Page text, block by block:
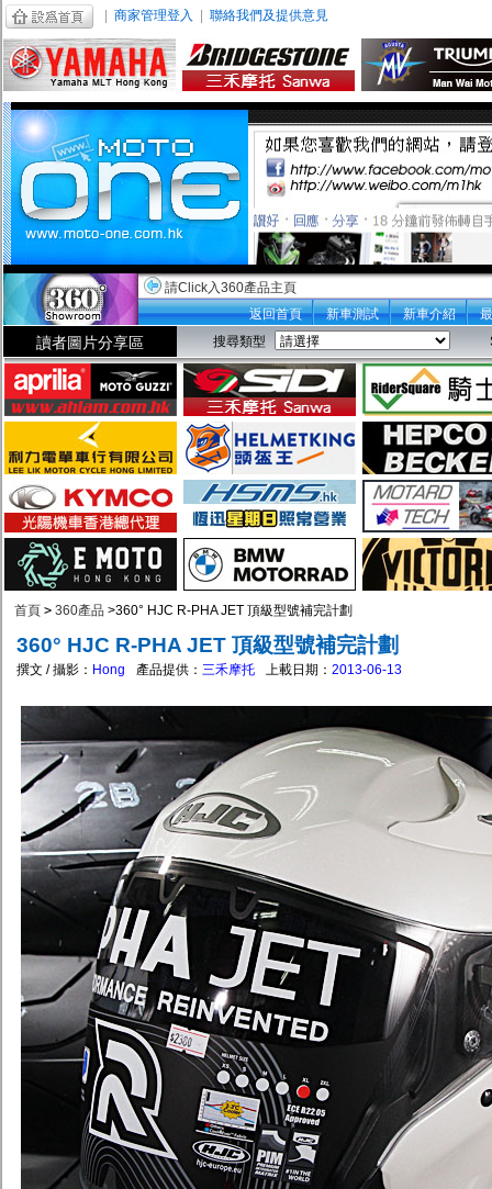
商家管理登入 聯絡我們及提供意見
請Click入360產品主頁
返回首頁
新車測試 新車介紹
讀者圖片分享區 搜尋類型
首頁 > 360產品 >360° HJC R-PHA JET 頂級型號補完計劃
360° HJC R-PHA JET 頂級型號補完計劃
撰文 / 攝影： Hong 產品提供： 三禾摩托 上載日期： 2013-06-13